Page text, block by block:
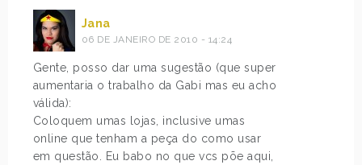
Jana
06 DE JANEIRO DE 2010 - 14:24
Gente, posso dar uma sugestão (que super
aumentaria o trabalho da Gabi mas eu acho
válida):
Coloquem umas lojas, inclusive umas
online que tenham a peça do como usar
em questão. Eu babo no que vcs põe aqui,